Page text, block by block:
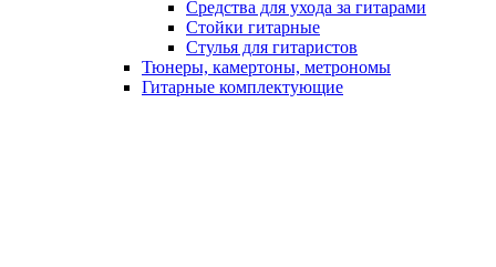
Средства для ухода за гитарами
Стойки гитарные
Стулья для гитаристов
Тюнеры, камертоны, метрономы
Гитарные комплектующие